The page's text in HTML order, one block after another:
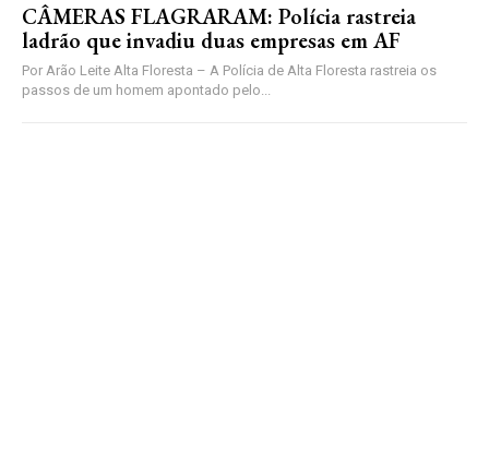
CÂMERAS FLAGRARAM: Polícia rastreia
ladrão que invadiu duas empresas em AF
Por Arão Leite Alta Floresta – A Polícia de Alta Floresta rastreia os
passos de um homem apontado pelo...